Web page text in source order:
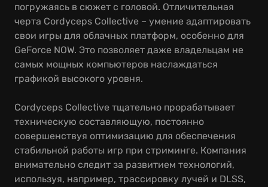
погружаясь в сюжет с головой. Отличительная
черта Cordyceps Collective – умение адаптировать
свои игры для облачных платформ, особенно для
GeForce NOW. Это позволяет даже владельцам не
самых мощных компьютеров наслаждаться
графикой высокого уровня.
Cordyceps Collective тщательно прорабатывает
техническую составляющую, постоянно
совершенствуя оптимизацию для обеспечения
стабильной работы игр при стриминге. Компания
внимательно следит за развитием технологий,
используя, например, трассировку лучей и DLSS,